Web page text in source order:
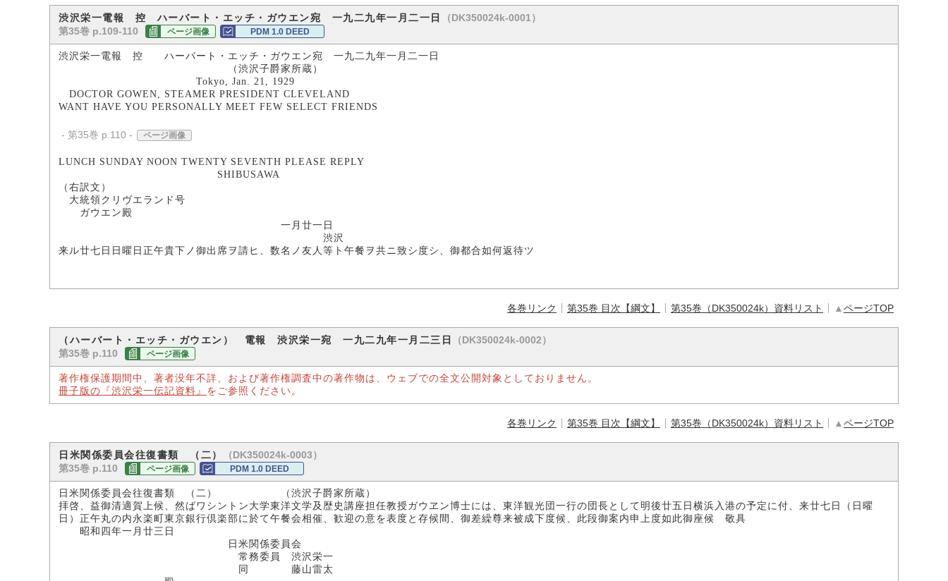
渋沢栄一電報 控 ハーバート・エッチ・ガウエン宛 一九二九年一月二一日
（DK350024k-0001）
第35巻 p.109-110
ページ画像 PDM 1.0 DEED
渋沢栄一電報 控 ハーバート・エッチ・ガウエン宛 一九二九年一月二一日
（渋沢子爵家所蔵）
Tokyo, Jan. 21, 1929
DOCTOR GOWEN, STEAMER PRESIDENT CLEVELAND
WANT HAVE YOU PERSONALLY MEET FEW SELECT FRIENDS
- 第35巻 p.110 - ページ画像
LUNCH SUNDAY NOON TWENTY SEVENTH PLEASE REPLY
SHIBUSAWA
（右訳文）
大統領クリヴエランド号
ガウエン殿
一月廿一日
渋沢
来ル廿七日日曜日正午貴下ノ御出席ヲ請ヒ、数名ノ友人等ト午餐ヲ共ニ致シ度シ、御都合如何返待ツ
各巻リンク 第35巻 目次【綱文】 第35巻（DK350024k）資料リスト ▲ページTOP
（ハーバート・エッチ・ガウエン） 電報 渋沢栄一宛 一九二九年一月二三日
（DK350024k-0002）
第35巻 p.110
ページ画像
著作権保護期間中、著者没年不詳、および著作権調査中の著作物は、ウェブでの全文公開対象としておりません。
冊子版の『渋沢栄一伝記資料』 をご参照ください。
各巻リンク 第35巻 目次【綱文】 第35巻（DK350024k）資料リスト ▲ページTOP
日米関係委員会往復書類 （二）
（DK350024k-0003）
第35巻 p.110
ページ画像 PDM 1.0 DEED
日米関係委員会往復書類 （二） （渋沢子爵家所蔵）
拝啓、益御清適賀上候、然ばワシントン大学東洋文学及歴史講座担任教授ガウヱン博士には、東洋観光団一行の団長として明後廿五日横浜入港の予定に付、来廿七日（日曜
日）正午丸の内永楽町東京銀行倶楽部に於て午餐会相催、歓迎の意を表度と存候間、御差繰尊来被成下度候、此段御案内申上度如此御座候 敬具
昭和四年一月廿三日
日米関係委員会
常務委員 渋沢栄一
同 藤山雷太